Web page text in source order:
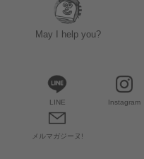
May I help you?
LINE Instagram
メルマガジーヌ!